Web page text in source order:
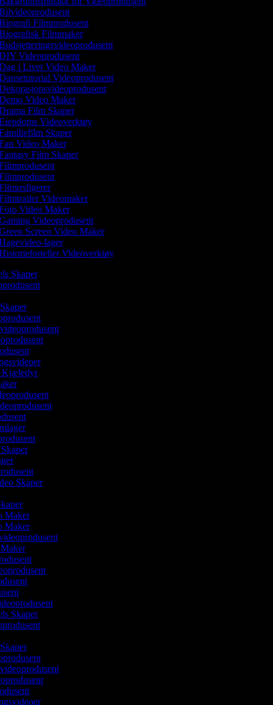
Filmprodusent
Filmmaker
Videoprodusent
i Livet Video Maker
Videoprodusent
Video Maker
Film Skaper
Videoverktøy
Skaper
Video Maker
Film Skaper
Videomaker
Video Maker
Videoprodusent
Screen Video Maker
lager
Videoverktøy
Skaper
Kjæledyr
Skaper
Maker
Maker
Maker
Skaper